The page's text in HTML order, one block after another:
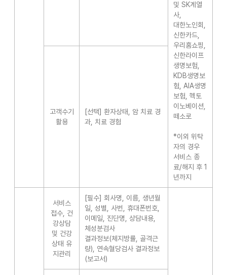
및 SK계열
사,
대한노인회,
신한카드,
우리홈쇼핑,
신한라이프
생명보험,
KDB생명보
험, AIA생명
보험, 헥토
이노베이션,
떼소로
*이외 위탁
자의 경우
서비스 종
료/해지 후 1
년까지
고객수기
활용
[선택] 환자상태, 암 치료 경
과, 치료 경험
서비스
접수, 건
강상담
및 건강
상태 유
지관리
[필수] 회사명, 이름, 생년월
일, 성별, 사번, 휴대폰번호,
이메일, 진단명, 상담내용,
체성분검사
결과정보(체지방률, 골격근
량), 연속혈당검사 결과정보
(보고서)